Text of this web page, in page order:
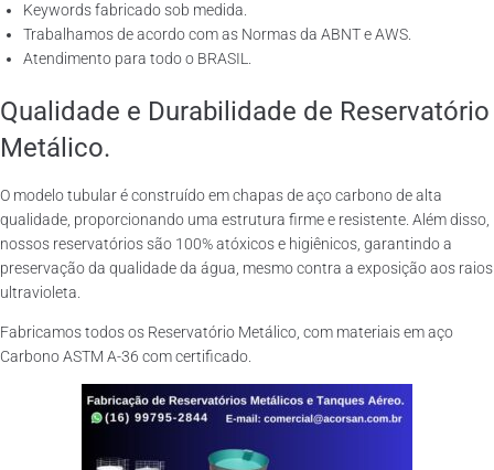
Keywords fabricado sob medida.
Trabalhamos de acordo com as Normas da ABNT e AWS.
Atendimento para todo o BRASIL.
Qualidade e Durabilidade de Reservatório
Metálico.
O modelo tubular é construído em chapas de aço carbono de alta
qualidade, proporcionando uma estrutura firme e resistente. Além disso,
nossos reservatórios são 100% atóxicos e higiênicos, garantindo a
preservação da qualidade da água, mesmo contra a exposição aos raios
ultravioleta.
Fabricamos todos os Reservatório Metálico, com materiais em aço
Carbono ASTM A-36 com certificado.